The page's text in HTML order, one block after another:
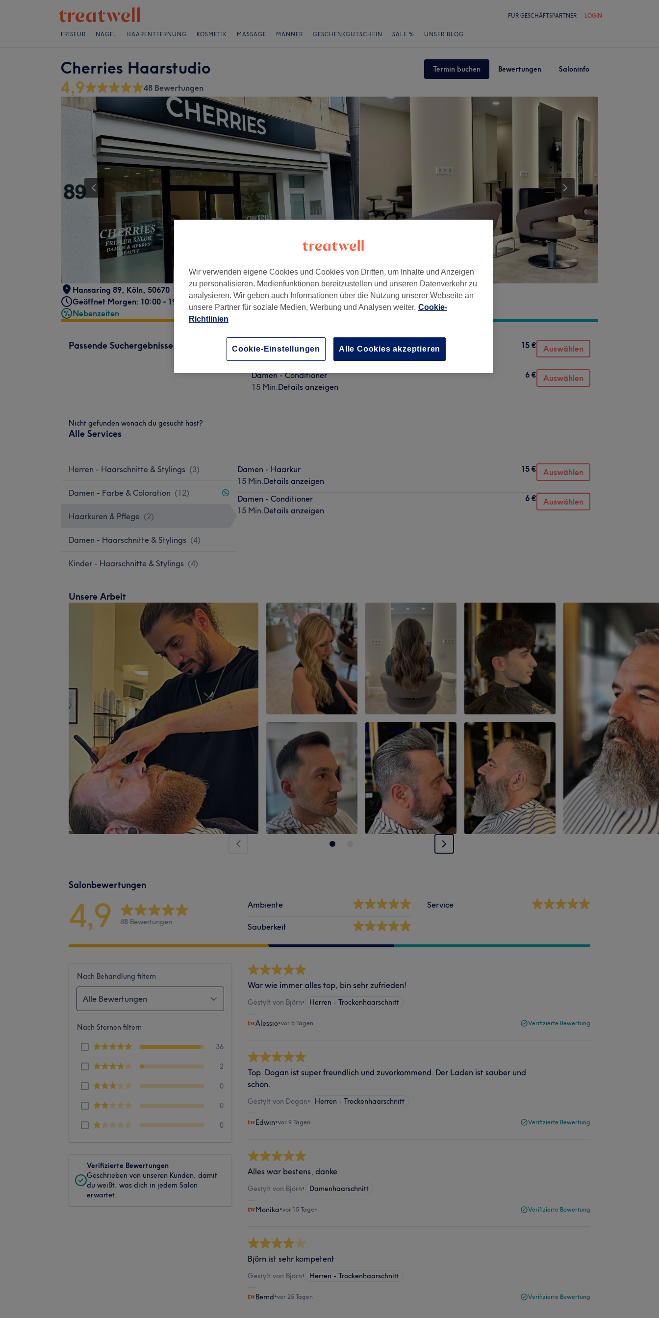
FÜR GESCHÄFTSPARTNER LOGIN
FRISEUR NÄGEL HAARENTFERNUNG KOSMETIK MASSAGE MÄNNER GESCHENKGUTSCHEIN SALE % UNSER BLOG
Cherries Haarstudio Termin buchen Bewertungen Saloninfo
4,9 48 Bewertungen
Hansaring 89, Köln, 50670
Geöffnet Morgen: 10:00 - 19:00
Nebenzeiten
Passende Suchergebnisse
Damen - Haarkur
15 € Auswählen
Damen - Conditioner
15 Min.Details anzeigen
6 € Auswählen
Nicht gefunden wonach du gesucht hast?
Alle Services
Herren - Haarschnitte & Stylings (3)
Damen - Farbe & Coloration (12)
Haarkuren & Pflege (2)
Damen - Haarschnitte & Stylings (4)
Kinder - Haarschnitte & Stylings (4)
Damen - Haarkur
15 Min.Details anzeigen
15 € Auswählen
Damen - Conditioner
15 Min.Details anzeigen
6 € Auswählen
Unsere Arbeit
Salonbewertungen
4,9 48 Bewertungen
Ambiente
Sauberkeit
Service
Nach Behandlung filtern
Alle Bewertungen
Nach Sternen filtern
36
2
0
0
0
Verifizierte Bewertungen
Geschrieben von unseren Kunden, damit
du weißt, was dich in jedem Salon
erwartet.
War wie immer alles top, bin sehr zufrieden!
Gestylt von Björn• Herren - Trockenhaarschnitt
Alessio•vor 6 Tagen Verifizierte Bewertung
Top. Dogan ist super freundlich und zuvorkommend. Der Laden ist sauber und
schön.
Gestylt von Dogan• Herren - Trockenhaarschnitt
Edwin•vor 9 Tagen Verifizierte Bewertung
Alles war bestens, danke
Gestylt von Björn• Damenhaarschnitt
Monika•vor 15 Tagen Verifizierte Bewertung
Björn ist sehr kompetent
Gestylt von Björn• Herren - Trockenhaarschnitt
Bernd•vor 25 Tagen Verifizierte Bewertung
Wir verwenden eigene Cookies und Cookies von Dritten, um Inhalte und Anzeigen
zu personalisieren, Medienfunktionen bereitzustellen und unseren Datenverkehr zu
analysieren. Wir geben auch Informationen über die Nutzung unserer Webseite an
unsere Partner für soziale Medien, Werbung und Analysen weiter. Cookie-
Richtlinien
Cookie-Einstellungen Alle Cookies akzeptieren